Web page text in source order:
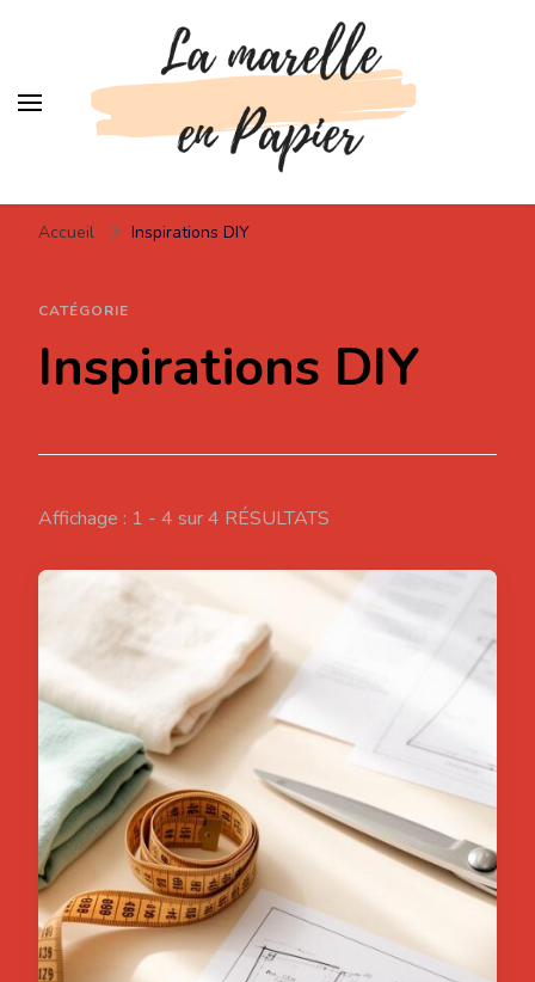
Lamarelleenpapier
Pour votre inspiration !
Accueil Inspirations DIY
CATÉGORIE
Inspirations DIY
Affichage : 1 - 4 sur 4 RÉSULTATS